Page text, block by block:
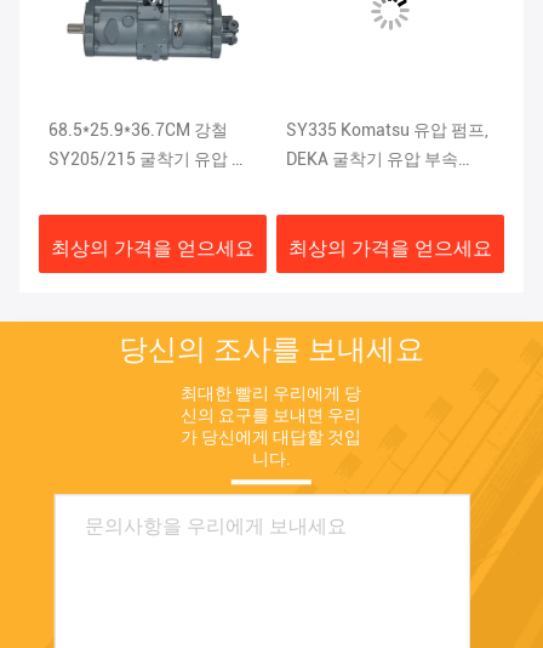
68.5*25.9*36.7CM 강철
SY205/215 굴착기 유압 펌
최상의 가격을 얻으세요
SY335 Komatsu 유압 펌프,
DEKA 굴착기 유압 부속
최상의 가격을 얻으세요
당신의 조사를 보내세요
최대한 빨리 우리에게 당
신의 요구를 보내면 우리
가 당신에게 대답할 것입
니다.